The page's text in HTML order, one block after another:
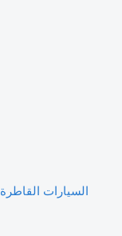
السيارات القاطرة Volvo FH12 460